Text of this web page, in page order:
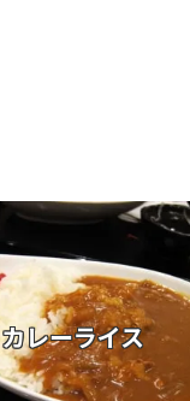
カレーライス